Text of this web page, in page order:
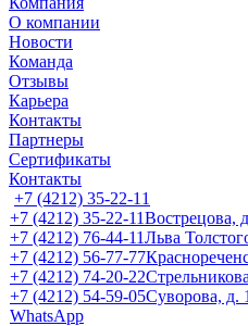
О компании
Новости
Команда
Отзывы
Карьера
Контакты
Партнеры
Сертификаты
Контакты
+7 (4212) 35-22-11
+7 (4212) 35-22-11Вострецова,
+7 (4212) 76-44-11Льва
+7 (4212) 56-77-77
+7 (4212) 74-20-22
+7 (4212) 54-59-05Суворова, д.
WhatsApp